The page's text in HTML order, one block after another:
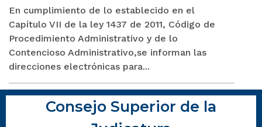
En cumplimiento de lo establecido en el
Capítulo VII de la ley 1437 de 2011, Código de
Procedimiento Administrativo y de lo
Contencioso Administrativo,se informan las
direcciones electrónicas para...
Consejo Superior de la